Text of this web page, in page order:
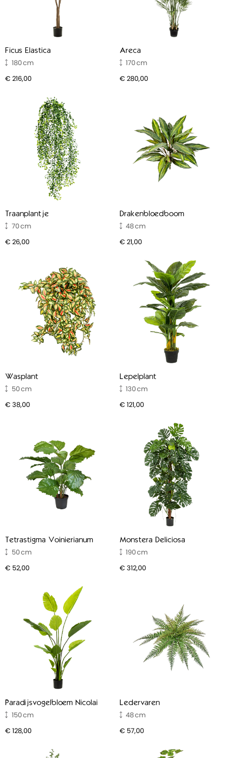
Ficus Elastica
180
€ 216,00
Areca
170
€ 280,00
Traanplantje
70
€ 26,00
Drakenbloedboom
48
€ 21,00
Wasplant
50
€ 38,00
Lepelplant
130
€ 121,00
Tetrastigma Voinierianum
50
€ 52,00
Monstera Deliciosa
190
€ 312,00
Paradijsvogelbloem Nicolai
150
€ 128,00
Ledervaren
48
€ 57,00